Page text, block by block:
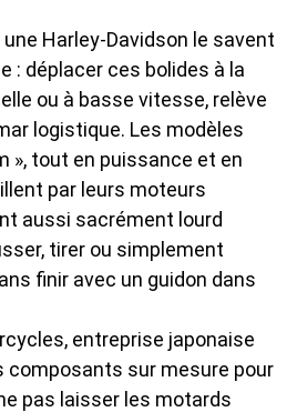
Harley-Davidson le savent
: déplacer ces bolides à la
ou à basse vitesse, relève
logistique. Les modèles
», tout en puissance et en
par leurs moteurs
aussi sacrément lourd
tirer ou simplement
finir avec un guidon dans
entreprise japonaise
composants sur mesure pour
pas laisser les motards